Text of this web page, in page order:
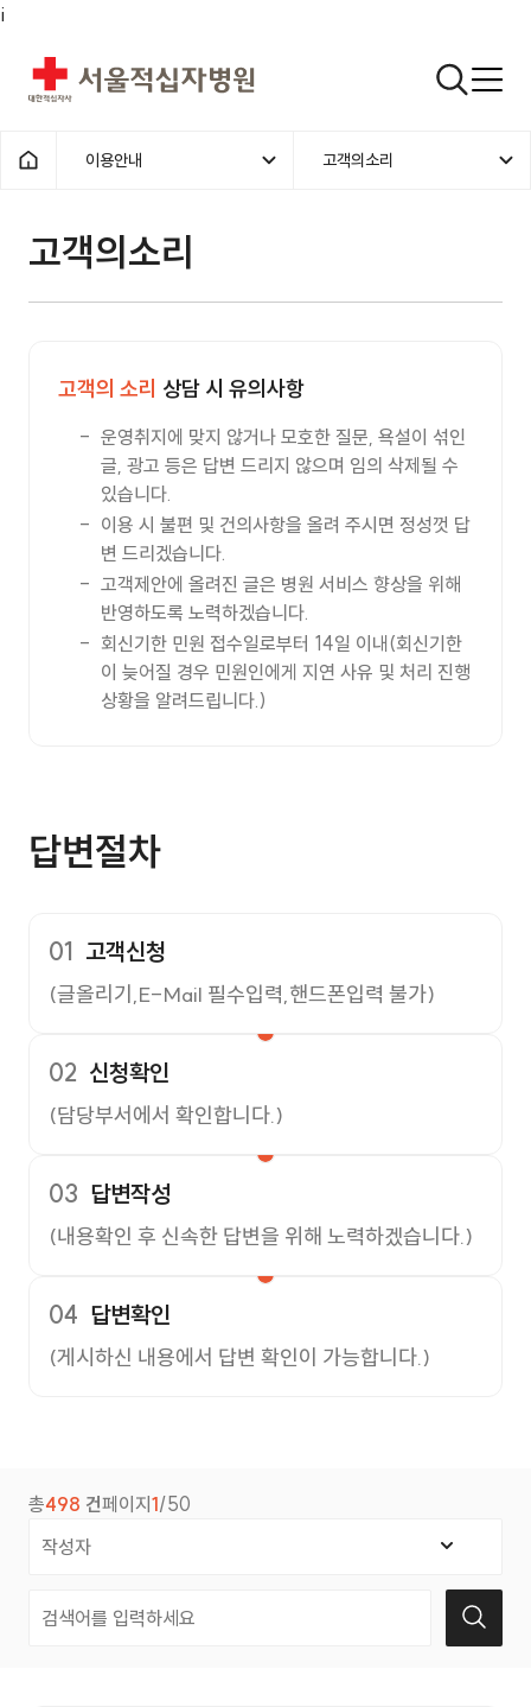
i
서울적십자병원 검색열기
홈으로 1차메뉴
이용안내 2차메뉴
고객의소리
고객의소리 | 이용안내 |
고객의소리
고객의 소리 상담 시 유의사항
운영취지에 맞지 않거나 모호한 질문, 욕설이 섞인
글, 광고 등은 답변 드리지 않으며 임의 삭제될 수
있습니다.
이용 시 불편 및 건의사항을 올려 주시면 정성껏 답
변 드리겠습니다.
고객제안에 올려진 글은 병원 서비스 향상을 위해
반영하도록 노력하겠습니다.
회신기한 민원 접수일로부터 14일 이내(회신기한
이 늦어질 경우 민원인에게 지연 사유 및 처리 진행
상황을 알려드립니다.)
답변절차
01 고객신청
(글올리기,E-Mail 필수입력,핸드폰입력 불가)
02 신청확인
(담당부서에서 확인합니다.)
03 답변작성
(내용확인 후 신속한 답변을 위해 노력하겠습니다.)
04 답변확인
(게시하신 내용에서 답변 확인이 가능합니다.)
총498 건페이지 1/50